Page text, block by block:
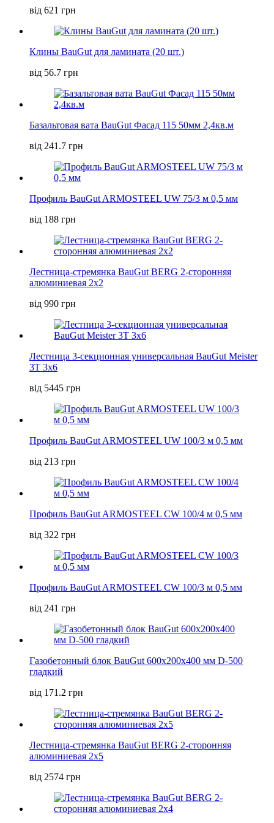
від 621 грн
Клины BauGut для ламината (20 шт.)
від 56.7 грн
Базальтовая вата BauGut Фасад 115 50мм 2,4кв.м
від 241.7 грн
Профиль BauGut ARMOSTEEL UW 75/3 м 0,5 мм
від 188 грн
Лестница-стремянка BauGut BERG 2-сторонняя
алюминиевая 2х2
від 990 грн
Лестница 3-секционная универсальная BauGut Meister
3T 3х6
від 5445 грн
Профиль BauGut ARMOSTEEL UW 100/3 м 0,5 мм
від 213 грн
Профиль BauGut ARMOSTEEL CW 100/4 м 0,5 мм
від 322 грн
Профиль BauGut ARMOSTEEL CW 100/3 м 0,5 мм
від 241 грн
Газобетонный блок BauGut 600x200x400 мм D-500
гладкий
від 171.2 грн
Лестница-стремянка BauGut BERG 2-сторонняя
алюминиевая 2х5
від 2574 грн